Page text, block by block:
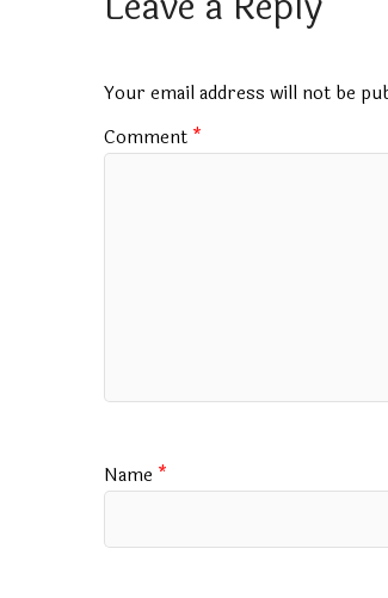
o
k
p
p
m
Your email address will not be
Comment *
Name *